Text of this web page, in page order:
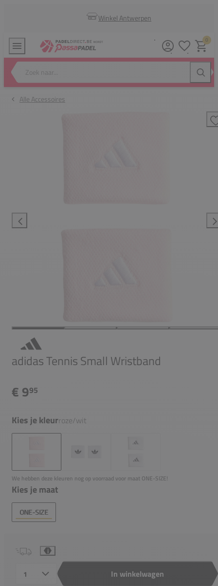
Winkel Antwerpen
Zoek naar...
0
Alle Accessoires
adidas Tennis Small Wristband
€ 995
Kies je kleurroze/wit
We hebben deze kleuren nog op voorraad voor maat ONE-SIZE!
Kies je maat
ONE-SIZE
i
In winkelwagen